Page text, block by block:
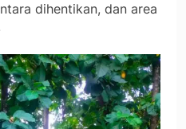
dihentikan, dan area